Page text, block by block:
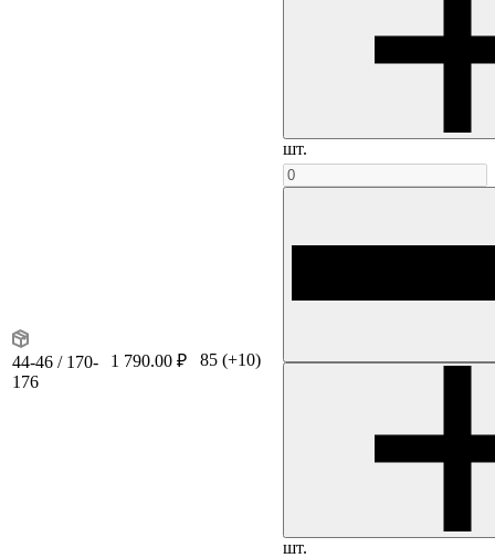
шт.
44-46 / 170-
176
1 790.00 ₽ 85 (+10)
шт.